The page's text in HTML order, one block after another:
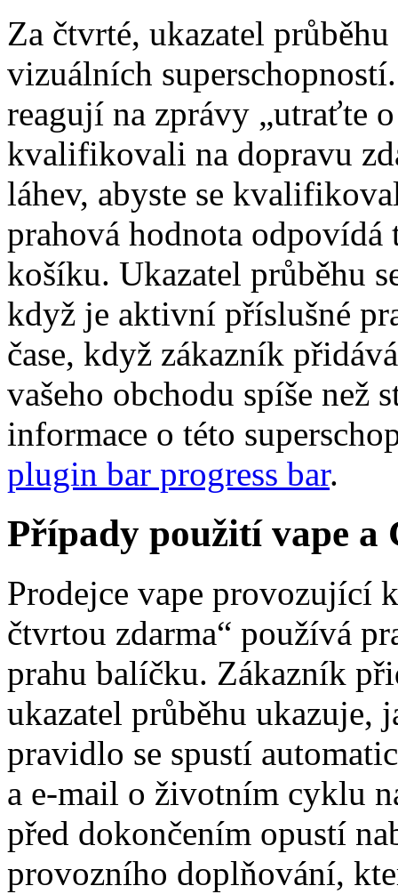
Za čtvrté, ukazatel
vizuálních
reagují na zprávy „utraťte
kvalifikovali na dopravu
láhev, abyste se
prahová hodnota
košíku. Ukazatel průběhu
když je aktivní příslušné
čase, když zákazník
vašeho obchodu spíše
informace o této
plugin bar progress bar.
Případy použití vape a
Prodejce vape provozující
čtvrtou zdarma“ používá
prahu balíčku. Zákazník
ukazatel průběhu
pravidlo se spustí
a e-mail o životním cyklu
před dokončením opustí
provozního doplňování,